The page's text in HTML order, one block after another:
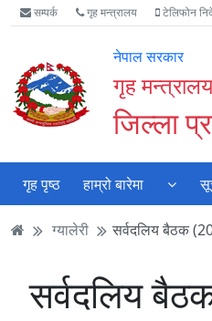
Accessibility
Mode
गर्नुहोस्
मुख्य
सामाग्री
मुख्य
नेभिगेसन
वेबसाइट
खोजमा
सम्पर्क गृह मन्त्रालय टेलिफोन
नेपाल सरकार
गृह मन्त्रालय
जिल्ला
गृह पृष्ठ हाम्रो बारेमा
ग्यालेरी सर्वदलिय बैठक
सर्वदलिय